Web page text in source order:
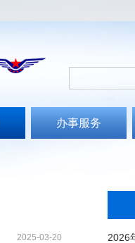
办事服务
2025-03-20